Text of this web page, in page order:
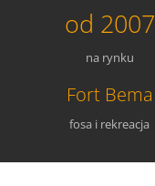
od 2007
na rynku
Fort Bema
fosa i rekreacja